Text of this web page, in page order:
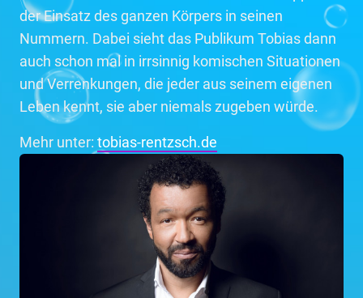
der Einsatz des ganzen Körpers in seinen
Nummern. Dabei sieht das Publikum Tobias dann
auch schon mal in irrsinnig komischen Situationen
und Verrenkungen, die jeder aus seinem eigenen
Leben kennt, sie aber niemals zugeben würde.
Mehr unter: tobias-rentzsch.de